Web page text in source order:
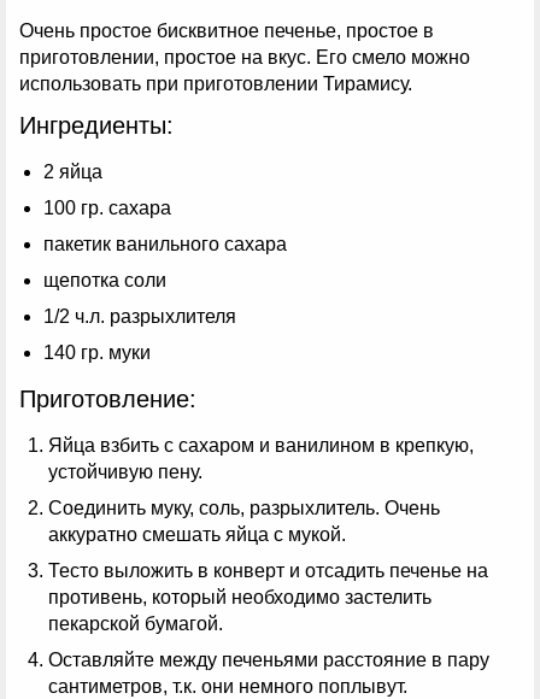
Очень простое бисквитное печенье, простое в
приготовлении, простое на вкус. Его смело можно
использовать при приготовлении Тирамису.
Ингредиенты:
2 яйца
100 гр. сахара
пакетик ванильного сахара
щепотка соли
1/2 ч.л. разрыхлителя
140 гр. муки
Приготовление:
Яйца взбить с сахаром и ванилином в крепкую,
устойчивую пену.
Соединить муку, соль, разрыхлитель. Очень
аккуратно смешать яйца с мукой.
Тесто выложить в конверт и отсадить печенье на
противень, который необходимо застелить
пекарской бумагой.
Оставляйте между печеньями расстояние в пару
сантиметров, т.к. они немного поплывут.